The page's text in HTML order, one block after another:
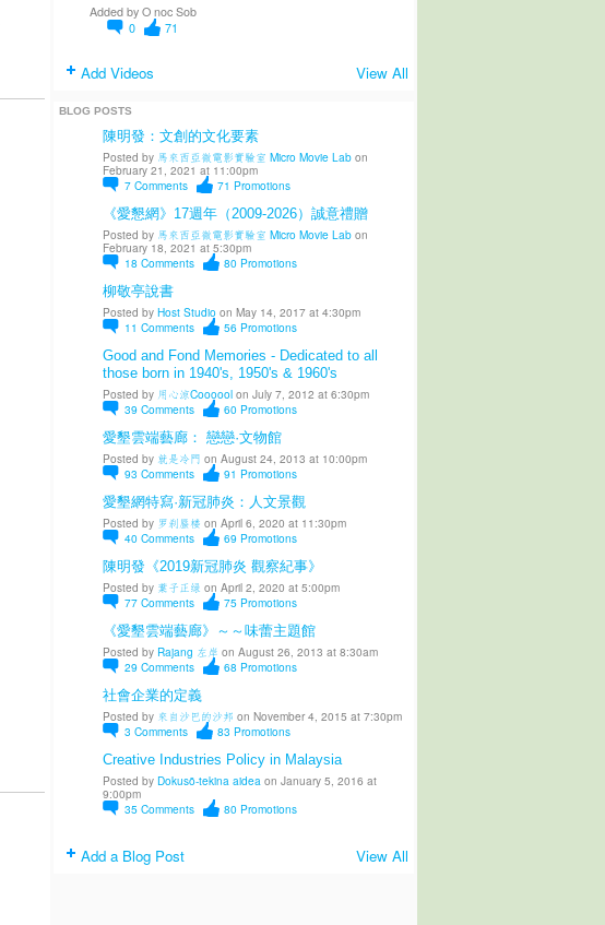
Added by O noc Sob
0
71
Add Videos View All
BLOG POSTS
陳明發：文創的文化要素
Posted by 馬來西亞微電影實驗室 Micro Movie Labon
February 21, 2021 at 11:00pm
7 Comments 71 Promotions
《愛懇網》17週年（2009-2026）誠意禮贈
Posted by 馬來西亞微電影實驗室 Micro Movie Labon
February 18, 2021 at 5:30pm
18 Comments 80 Promotions
柳敬亭說書
Posted by Host Studioon May 14, 2017 at 4:30pm
11 Comments 56 Promotions
Good and Fond Memories - Dedicated to all
those born in 1940's, 1950's & 1960's
Posted by 用心涼Cooooolon July 7, 2012 at 6:30pm
39 Comments 60 Promotions
愛墾雲端藝廊： 戀戀·文物館
Posted by 就是冷門 on August 24, 2013 at 10:00pm
93 Comments 91 Promotions
愛墾網特寫·新冠肺炎：人文景觀
Posted by 罗刹蜃楼 on April 6, 2020 at 11:30pm
40 Comments 69 Promotions
陳明發《2019新冠肺炎 觀察紀事》
Posted by 葉子正绿 on April 2, 2020 at 5:00pm
77 Comments 75 Promotions
《愛墾雲端藝廊》～～味蕾主題館
Posted by Rajang 左岸 on August 26, 2013 at 8:30am
29 Comments 68 Promotions
社會企業的定義
Posted by 來自沙巴的沙邦 on November 4, 2015 at 7:30pm
3 Comments 83 Promotions
Creative Industries Policy in Malaysia
Posted by Dokusō-tekina aidea on January 5, 2016 at
9:00pm
35 Comments 80 Promotions
Add a Blog Post View All